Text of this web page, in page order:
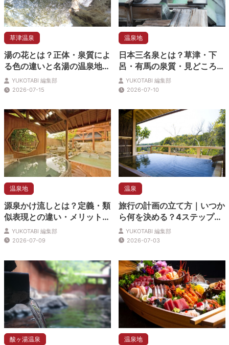
草津温泉
湯の花とは？正体・泉質によ
る色の違いと名湯の温泉地ま
で徹底解説
YUKOTABI 編集部
2026-07-15
温泉地
日本三名泉とは？草津・下
呂・有馬の泉質・見どころ・
アクセスを徹底解説
YUKOTABI 編集部
2026-07-10
温泉地
源泉かけ流しとは？定義・類
似表現との違い・メリット・
デメリットを解説
YUKOTABI 編集部
2026-07-09
温泉
旅行の計画の立て方｜いつか
ら何を決める？4ステップと
準備の早見表
YUKOTABI 編集部
2026-07-03
酸ヶ湯温泉 温泉地